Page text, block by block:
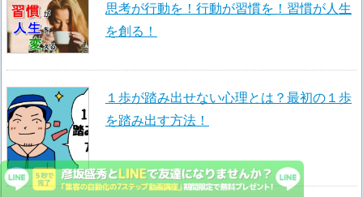
思考が行動を！行動が習慣を！習慣が人生
を創る！
１歩が踏み出せない心理とは？最初の１歩
を踏み出す方法！